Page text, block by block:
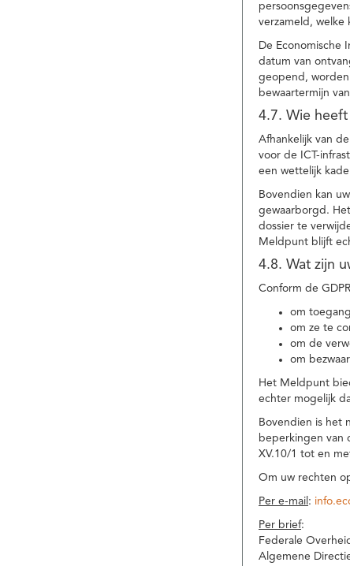
verzameld,
De Economische
datum van
geopend, worden
bewaartermijn
4.7. Wie
Afhankelijk van
voor de ICT-
een wettelijk
Bovendien kan
gewaarborgd.
dossier te
Meldpunt blijft
4.8. Wat zijn
Conform de
om
om ze te
om de
om
Het Meldpunt
echter mogelijk
Bovendien is het
beperkingen van
XV.10/1 tot en
Om uw rechten
Per e-mail :
Per brief:
Federale
Algemene